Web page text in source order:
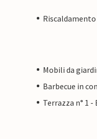
Mobili da
Barbecue in
Terrazza n° 1 -